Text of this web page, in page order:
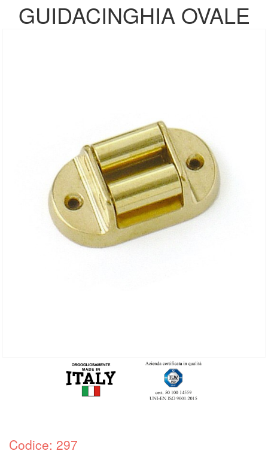
GUIDACINGHIA OVALE
Codice: 297